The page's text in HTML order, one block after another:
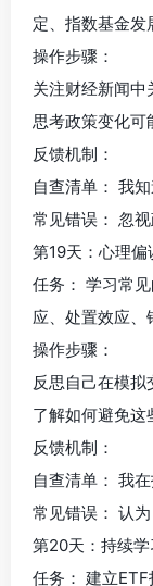
定、指数基金发
操作步骤：
关注财经新闻中
思考政策变化可
反馈机制：
自查清单： 我
常见错误： 忽视
第19天：心理
任务： 学习常
应、处置效应、
操作步骤：
反思自己在模拟
了解如何避免这
反馈机制：
自查清单： 我
常见错误： 认为
第20天：持续
任务： 建立